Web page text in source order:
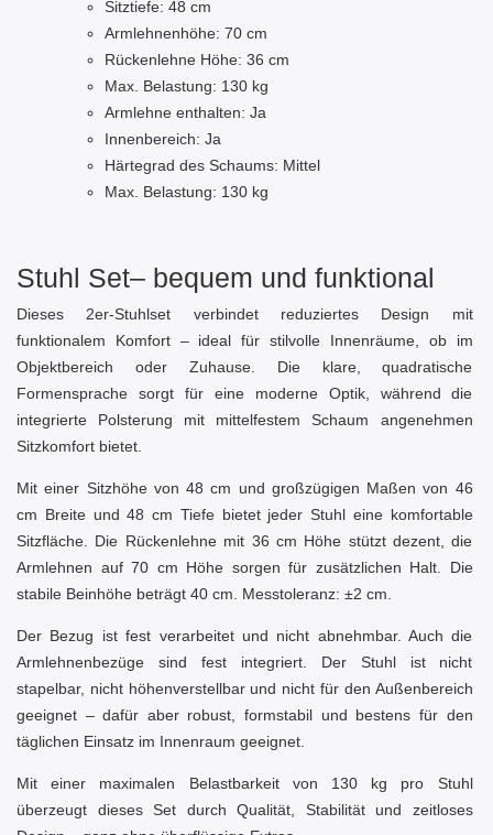
Sitztiefe: 48 cm
Armlehnenhöhe: 70 cm
Rückenlehne Höhe: 36 cm
Max. Belastung: 130 kg
Armlehne enthalten: Ja
Innenbereich: Ja
Härtegrad des Schaums: Mittel
Max. Belastung: 130 kg
Stuhl Set– bequem und funktional
Dieses 2er-Stuhlset verbindet reduziertes Design mit
funktionalem Komfort – ideal für stilvolle Innenräume, ob im
Objektbereich oder Zuhause. Die klare, quadratische
Formensprache sorgt für eine moderne Optik, während die
integrierte Polsterung mit mittelfestem Schaum angenehmen
Sitzkomfort bietet.
Mit einer Sitzhöhe von 48 cm und großzügigen Maßen von 46
cm Breite und 48 cm Tiefe bietet jeder Stuhl eine komfortable
Sitzfläche. Die Rückenlehne mit 36 cm Höhe stützt dezent, die
Armlehnen auf 70 cm Höhe sorgen für zusätzlichen Halt. Die
stabile Beinhöhe beträgt 40 cm. Messtoleranz: ±2 cm.
Der Bezug ist fest verarbeitet und nicht abnehmbar. Auch die
Armlehnenbezüge sind fest integriert. Der Stuhl ist nicht
stapelbar, nicht höhenverstellbar und nicht für den Außenbereich
geeignet – dafür aber robust, formstabil und bestens für den
täglichen Einsatz im Innenraum geeignet.
Mit einer maximalen Belastbarkeit von 130 kg pro Stuhl
überzeugt dieses Set durch Qualität, Stabilität und zeitloses